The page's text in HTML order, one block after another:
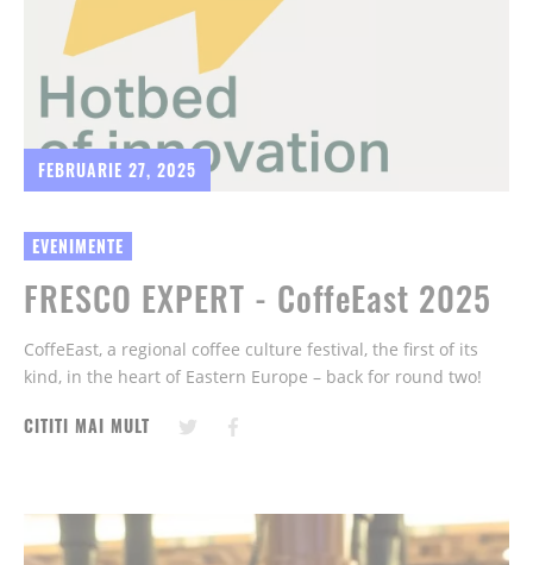
FEBRUARIE 27, 2025
EVENIMENTE
FRESCO EXPERT - CoffeEast 2025
CoffeEast, a regional coffee culture festival, the first of its
kind, in the heart of Eastern Europe – back for round two!
CITITI MAI MULT